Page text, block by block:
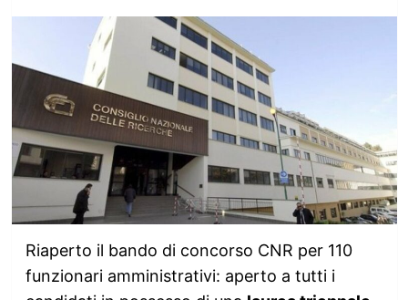
Riaperto il bando di concorso CNR per 110
funzionari amministrativi: aperto a tutti i